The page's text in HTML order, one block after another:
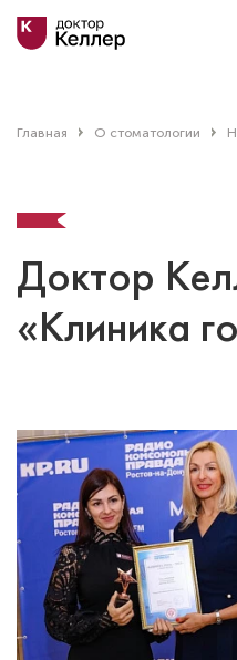
Главная О стоматологии
Доктор
«Клиника